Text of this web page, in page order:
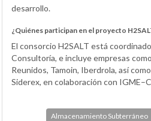
desarrollo.
¿Quiénes participan en el proyecto
El consorcio H2SALT está
Consultoría, e incluye empresas
Reunidos, Tamoin, Iberdrola, así
Siderex, en colaboración con
Almacenamiento Subterráneo